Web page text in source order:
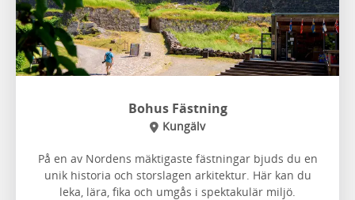
Bohus Fästning
Kungälv
På en av Nordens mäktigaste fästningar bjuds du en
unik historia och storslagen arkitektur. Här kan du
leka, lära, fika och umgås i spektakulär miljö.